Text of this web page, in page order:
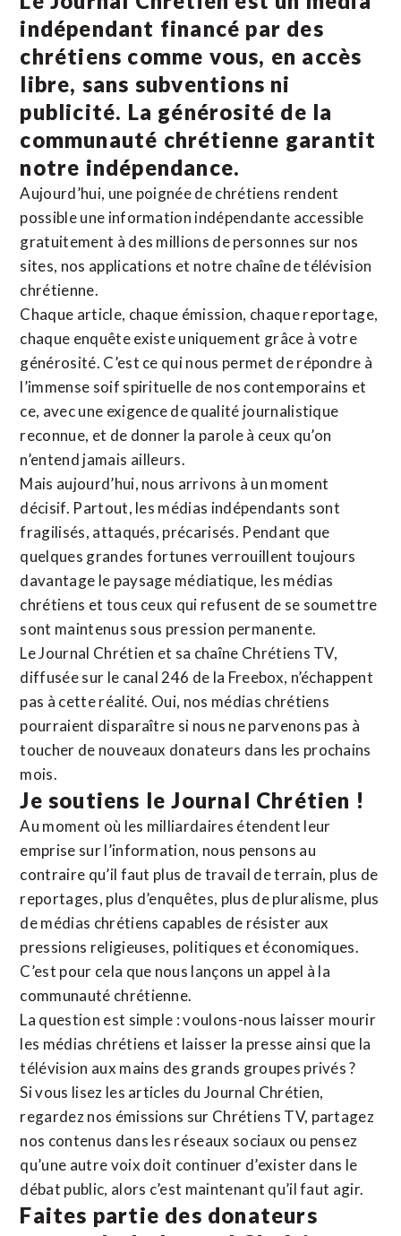
indépendant financé par des
chrétiens comme vous, en accès
libre, sans subventions ni
publicité. La générosité de la
communauté chrétienne garantit
notre indépendance.
Aujourd’hui, une poignée de chrétiens rendent
possible une information indépendante accessible
gratuitement à des millions de personnes sur nos
sites, nos applications et notre chaîne de télévision
chrétienne.
Chaque article, chaque émission, chaque reportage,
chaque enquête existe uniquement grâce à votre
générosité. C’est ce qui nous permet de répondre à
l’immense soif spirituelle de nos contemporains et
ce, avec une exigence de qualité journalistique
reconnue, et de donner la parole à ceux qu’on
n’entend jamais ailleurs.
Mais aujourd’hui, nous arrivons à un moment
décisif. Partout, les médias indépendants sont
fragilisés, attaqués, précarisés. Pendant que
quelques grandes fortunes verrouillent toujours
davantage le paysage médiatique, les médias
chrétiens et tous ceux qui refusent de se soumettre
sont maintenus sous pression permanente.
Le Journal Chrétien et sa chaîne Chrétiens TV,
diffusée sur le canal 246 de la Freebox, n’échappent
pas à cette réalité. Oui, nos médias chrétiens
pourraient disparaître si nous ne parvenons pas à
toucher de nouveaux donateurs dans les prochains
mois.
Je soutiens le Journal Chrétien !
Au moment où les milliardaires étendent leur
emprise sur l’information, nous pensons au
contraire qu’il faut plus de travail de terrain, plus de
reportages, plus d’enquêtes, plus de pluralisme, plus
de médias chrétiens capables de résister aux
pressions religieuses, politiques et économiques.
C’est pour cela que nous lançons un appel à la
communauté chrétienne.
La question est simple : voulons-nous laisser mourir
les médias chrétiens et laisser la presse ainsi que la
télévision aux mains des grands groupes privés ?
Si vous lisez les articles du Journal Chrétien,
regardez nos émissions sur Chrétiens TV, partagez
nos contenus dans les réseaux sociaux ou pensez
qu’une autre voix doit continuer d’exister dans le
débat public, alors c’est maintenant qu’il faut agir.
Faites partie des donateurs